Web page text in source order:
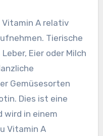
A relativ
Tierische
Eier oder Milch
Gemüsesorten
Dies ist eine
wird in einem
Vitamin A